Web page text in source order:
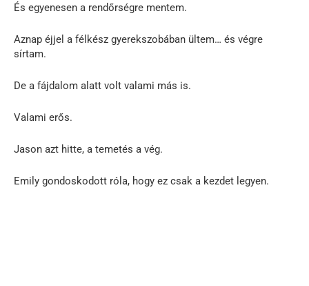
És egyenesen a rendőrségre mentem.
Aznap éjjel a félkész gyerekszobában ültem… és végre
sírtam.
De a fájdalom alatt volt valami más is.
Valami erős.
Jason azt hitte, a temetés a vég.
Emily gondoskodott róla, hogy ez csak a kezdet legyen.